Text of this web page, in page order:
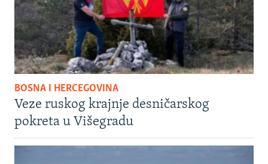
BOSNA I HERCEGOVINA
Veze ruskog krajnje desničarskog
pokreta u Višegradu